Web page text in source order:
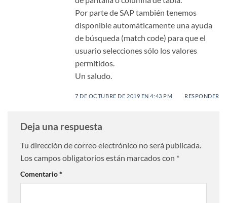
Por parte de SAP también tenemos
disponible automáticamente una ayuda
de búsqueda (match code) para que el
usuario selecciones sólo los valores
permitidos.
Un saludo.
7 DE OCTUBRE DE 2019 EN 4:43 PM RESPONDER
Deja una respuesta
Tu dirección de correo electrónico no será publicada.
Los campos obligatorios están marcados con *
Comentario*